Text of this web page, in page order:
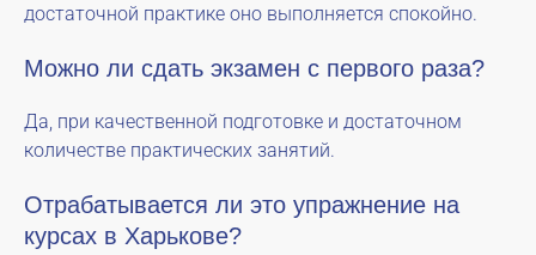
достаточной практике оно выполняется спокойно.
Можно ли сдать экзамен с первого раза?
Да, при качественной подготовке и достаточном
количестве практических занятий.
Отрабатывается ли это упражнение на
курсах в Харькове?